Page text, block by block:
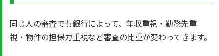
同じ人の審査でも銀行によって、年収重視・勤務先重
視・物件の担保力重視など審査の比重が変わってきます。